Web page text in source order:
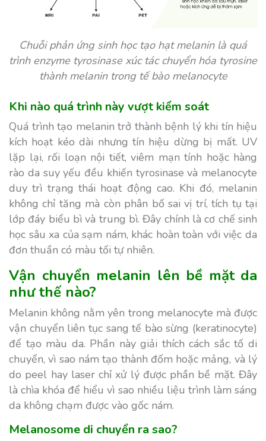
Chuỗi phản ứng sinh học tạo hạt melanin là quá
trình enzyme tyrosinase xúc tác chuyển hóa tyrosine
thành melanin trong tế bào melanocyte
Khi nào quá trình này vượt kiểm soát
Quá trình tạo melanin trở thành bệnh lý khi tín hiệu
kích hoạt kéo dài nhưng tín hiệu dừng bị mất. UV
lặp lại, rối loạn nội tiết, viêm mạn tính hoặc hàng
rào da suy yếu đều khiến tyrosinase và melanocyte
duy trì trạng thái hoạt động cao. Khi đó, melanin
không chỉ tăng mà còn phân bố sai vị trí, tích tụ tại
lớp đáy biểu bì và trung bì. Đây chính là cơ chế sinh
học sâu xa của sạm nám, khác hoàn toàn với việc da
đơn thuần có màu tối tự nhiên.
Vận chuyển melanin lên bề mặt da
như thế nào?
Melanin không nằm yên trong melanocyte mà được
vận chuyển liên tục sang tế bào sừng (keratinocyte)
để tạo màu da. Phần này giải thích cách sắc tố di
chuyển, vì sao nám tạo thành đốm hoặc mảng, và lý
do peel hay laser chỉ xử lý được phần bề mặt. Đây
là chìa khóa để hiểu vì sao nhiều liệu trình làm sáng
da không chạm được vào gốc nám.
Melanosome di chuyển ra sao?